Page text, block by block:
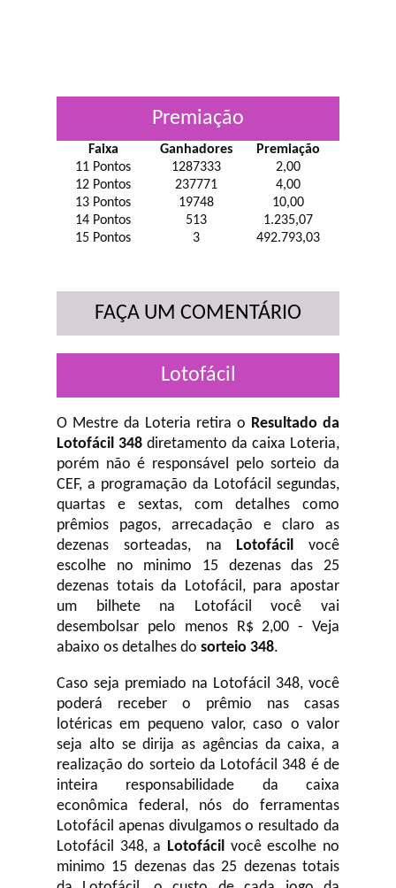
Premiação
Faixa Ganhadores
Premiação
11 Pontos
1287333
2,00
12 Pontos
237771
4,00
13 Pontos
19748
10,00
14 Pontos
513
1.235,07
15 Pontos
3 492.793,03
FAÇA UM COMENTÁRIO
Lotofácil
O Mestre da Loteria retira o Resultado da
Lotofácil 348 diretamento da caixa Loteria,
porém não é responsável pelo sorteio da
CEF, a programação da Lotofácil segundas,
quartas e sextas, com detalhes como
prêmios pagos, arrecadação e claro as
dezenas sorteadas, na Lotofácil você
escolhe no minimo 15 dezenas das 25
dezenas totais da Lotofácil, para apostar
um bilhete na Lotofácil você vai
desembolsar pelo menos R$ 2,00 - Veja
abaixo os detalhes do sorteio 348.
Caso seja premiado na Lotofácil 348, você
poderá receber o prêmio nas casas
lotéricas em pequeno valor, caso o valor
seja alto se dirija as agências da caixa, a
realização do sorteio da Lotofácil 348 é de
inteira responsabilidade da caixa
econômica federal, nós do ferramentas
Lotofácil apenas divulgamos o resultado da
Lotofácil 348, a Lotofácil você escolhe no
minimo 15 dezenas das 25 dezenas totais